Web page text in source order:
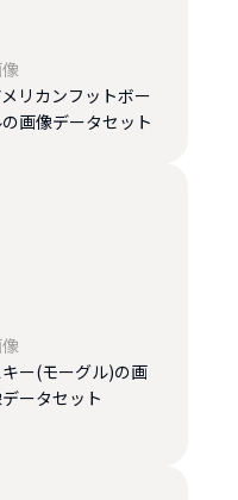
リカンフットボー
画像データセット
ー(モーグル)の画
ータセット